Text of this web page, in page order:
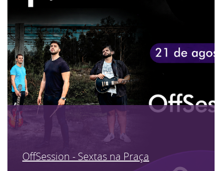
OffSession - Sextas na Praça